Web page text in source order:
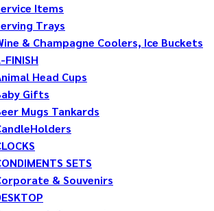
Items
Trays
& Champagne Coolers, Ice Buckets
FINISH
Head Cups
Gifts
Mugs Tankards
SETS
& Souvenirs